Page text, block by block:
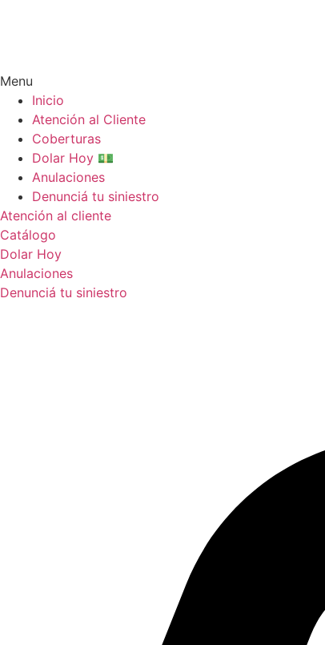
Menu
Inicio
Atención al Cliente
Coberturas
Dolar Hoy 💵
Anulaciones
Denunciá tu siniestro
Atención al cliente
Catálogo
Dolar Hoy
Anulaciones
Denunciá tu siniestro